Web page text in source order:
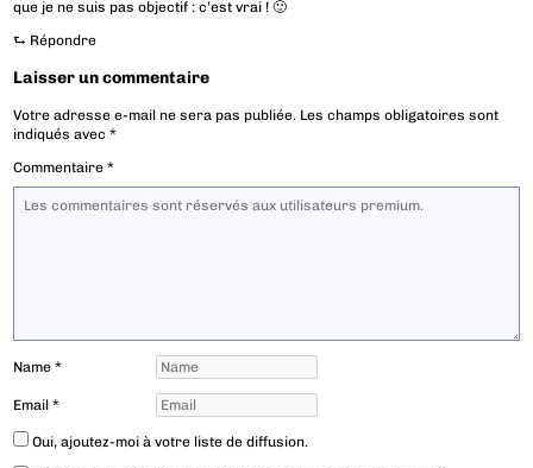
que je ne suis pas objectif : c’est vrai ! 🙂
⮑ Répondre
Laisser un commentaire
Votre adresse e-mail ne sera pas publiée. Les champs obligatoires sont
indiqués avec*
Commentaire*
Name*
Email*
Oui, ajoutez-moi à votre liste de diffusion.